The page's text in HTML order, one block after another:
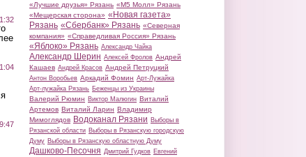
«Лучшие друзья» Рязань «М5 Молл» Рязань
«Мещерская сторона» «Новая газета»
Рязань «Сбербанк» Рязань «Северная
компания» «Справедливая Россия» Рязань
«Яблоко» Рязань Александр Чайка
Александр Шерин Алексей Фролов Андрей
Кашаев Андрей Красов Андрей Петруцкий
Антон Воробьев Аркадий Фомин Арт-Лужайка
Арт-лужайка Рязань Беженцы из Украины
Валерий Рюмин Виктор Малюгин Виталий
Артемов Виталий Ларин Владимир
Мимоглядов Водоканал Рязани Выборы в
Рязанской области Выборы в Рязанскую городскую
Думу Выборы в Рязанскую областную Думу
Дашково-Песочня Дмитрий Гудков Евгений